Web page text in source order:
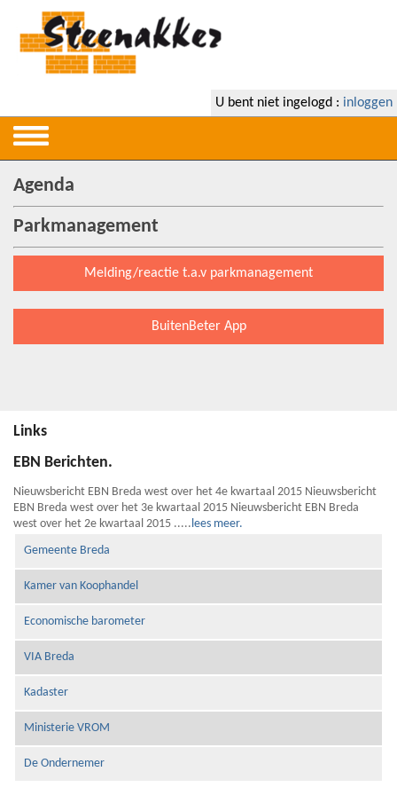
U bent niet ingelogd : inloggen
Agenda
Parkmanagement
Melding/reactie t.a.v parkmanagement
BuitenBeter App
Links
EBN Berichten.
Nieuwsbericht EBN Breda west over het 4e kwartaal 2015 Nieuwsbericht
EBN Breda west over het 3e kwartaal 2015 Nieuwsbericht EBN Breda
west over het 2e kwartaal 2015 ..... lees meer.
Gemeente Breda
Kamer van Koophandel
Economische barometer
VIA Breda
Kadaster
Ministerie VROM
De Ondernemer